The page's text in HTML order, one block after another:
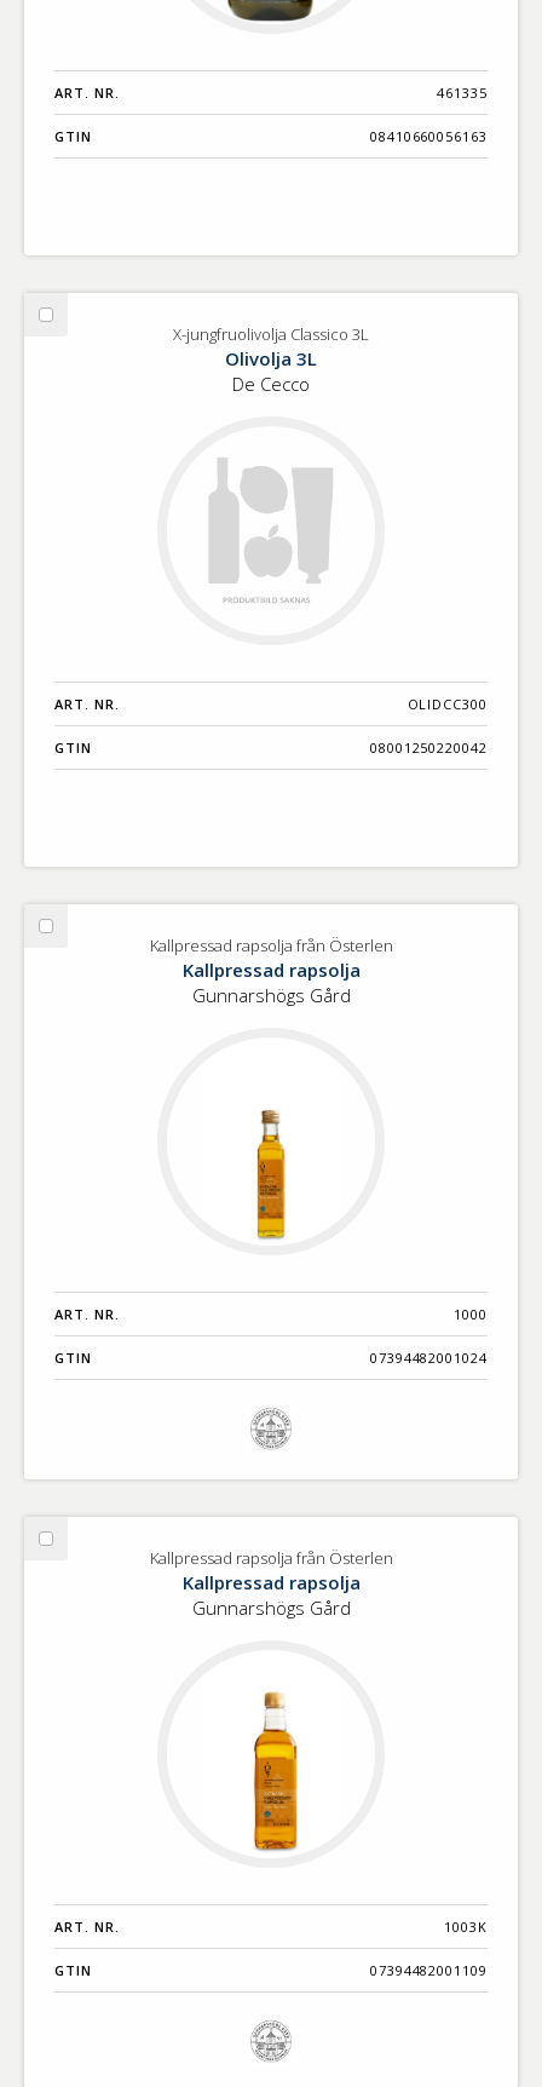
ART. NR. 461335
GTIN 08410660056163
Välj
X-jungfruolivolja Classico 3L
Olivolja 3L
De Cecco
ART. NR. OLIDCC300
GTIN 08001250220042
Välj
Kallpressad rapsolja från Österlen
Kallpressad rapsolja
Gunnarshögs Gård
ART. NR. 1000
GTIN 07394482001024
Välj
Kallpressad rapsolja från Österlen
Kallpressad rapsolja
Gunnarshögs Gård
ART. NR. 1003K
GTIN 07394482001109